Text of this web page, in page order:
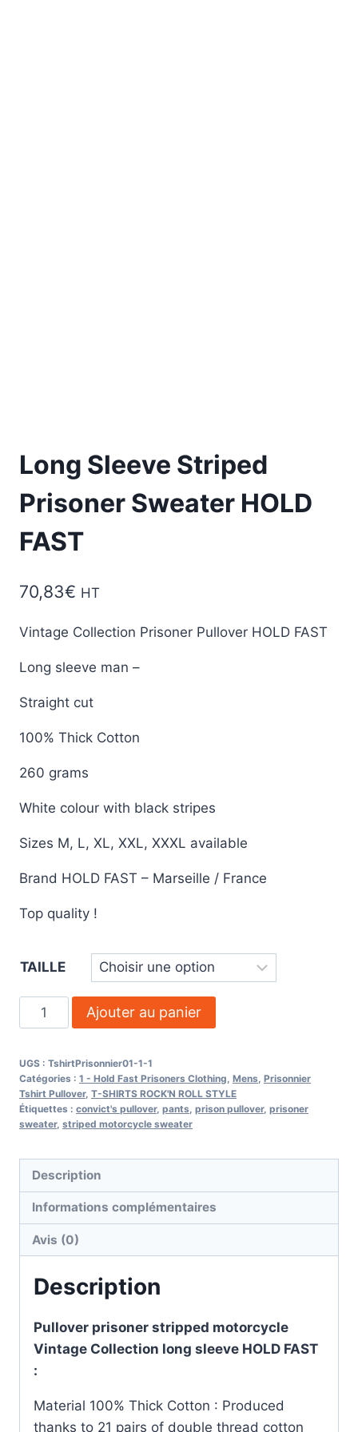
Long Sleeve Striped
Prisoner Sweater HOLD
FAST
70,83€ HT
Vintage Collection Prisoner Pullover HOLD FAST
Long sleeve man –
Straight cut
100% Thick Cotton
260 grams
White colour with black stripes
Sizes M, L, XL, XXL, XXXL available
Brand HOLD FAST – Marseille / France
Top quality !
TAILLE
quantité
de
Sleeve
Striped
Prisoner
HOLD
FAST
Ajouter au panier
UGS : TshirtPrisonnier01-1-1
Catégories : 1 - Hold Fast Prisoners Clothing, Mens, Prisonnier
Tshirt Pullover, T-SHIRTS ROCK'N ROLL STYLE
Étiquettes : convict's pullover, pants, prison pullover, prisoner
sweater, striped motorcycle sweater
Description
Informations complémentaires
Avis (0)
Description
Pullover prisoner stripped motorcycle
Vintage Collection long sleeve HOLD FAST
:
Material 100% Thick Cotton : Produced
thanks to 21 pairs of double thread cotton